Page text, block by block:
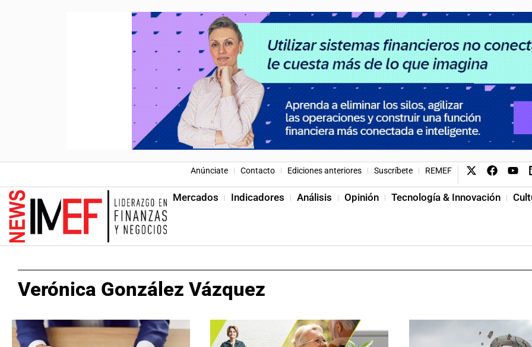
Anúnciate Contacto Ediciones anteriores Suscríbete REMEF
Mercados Indicadores Análisis Opinión Tecnología & Innovación
Verónica González Vázquez